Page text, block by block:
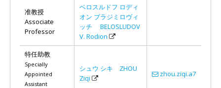
准教授
Associate
Professor
ベロスルドフ ロディ
オン ブラジミロヴィ
ッチ BELOSLUDOV
V. Rodion
特任助教
Specially
Appointed
Assistant
シュウ シキ ZHOU
Ziqi
zhou.ziqi.a7